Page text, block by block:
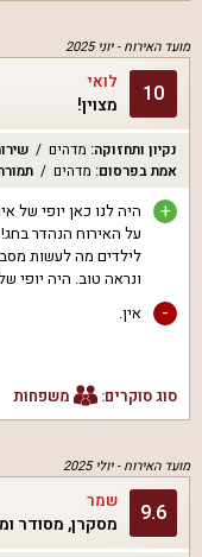
מועד האירוח -יוני 2025
10 לואי
מצוין!
נקיון ותחזוקה: מדהים
אמת בפרסום: מדהים
+
היה לנו כאן יופי של
על האירוח הנהדר
לילדים מה לעשות
ונראה טוב. היה יופי
- אין.
סוג סוקרים: משפחות
מועד האירוח -יולי 2025
9.6 שמר
מסקרן, מסודר